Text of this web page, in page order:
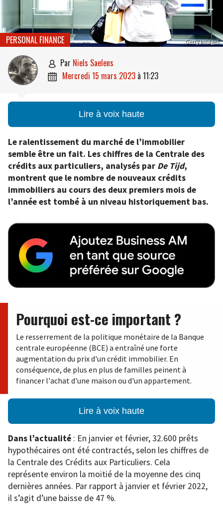
Getty Images
PERSONAL FINANCE
 par Niels Saelens
 mercredi 15 mars 2023 à 11:23
Lire à voix haute
Le ralentissement du marché de l’immobilier
semble être un fait. Les chiffres de la Centrale des
crédits aux particuliers, analysés par De Tijd,
montrent que le nombre de nouveaux crédits
immobiliers au cours des deux premiers mois de
l’année est tombé à un niveau historiquement bas.
Pourquoi est-ce important ?
Le resserrement de la politique monétaire de la Banque
centrale européenne (BCE) a entraîné une forte
augmentation du prix d'un crédit immobilier. En
conséquence, de plus en plus de familles peinent à
financer l'achat d'une maison ou d'un appartement.
Lire à voix haute
Dans l’actualité : En janvier et février, 32.600 prêts
hypothécaires ont été contractés, selon les chiffres de
la Centrale des Crédits aux Particuliers. Cela
représente environ la moitié de la moyenne des cinq
dernières années. Par rapport à janvier et février 2022,
il s’agit d’une baisse de 47 %.